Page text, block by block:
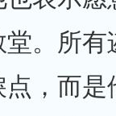
堂。所
点，而